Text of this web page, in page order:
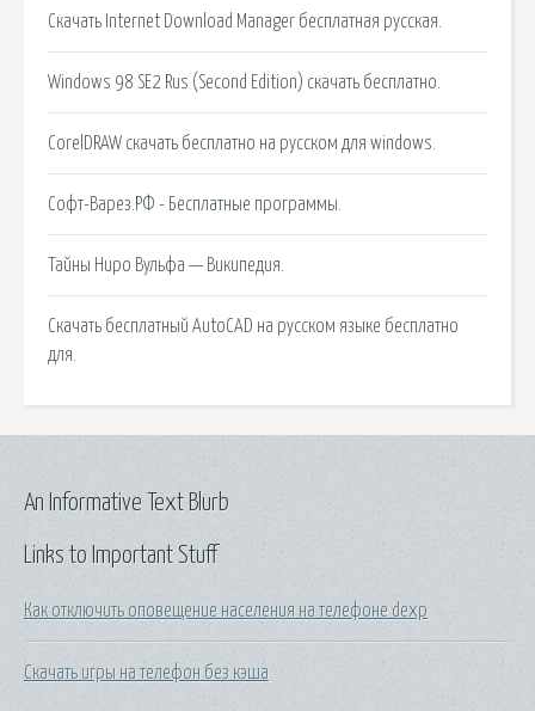
Скачать Internet Download Manager бесплатная русская.
Windows 98 SE2 Rus (Second Edition) скачать бесплатно.
CorelDRAW скачать бесплатно на русском для windows.
Софт-Варез.РФ - Бесплатные программы.
Тайны Ниро Вульфа — Википедия.
Скачать бесплатный AutoCAD на русском языке бесплатно
для.
Links to Important Stuff
Как отключить оповещение населения на телефоне dexp
Скачать игры на телефон без кэша
An Informative Text Blurb